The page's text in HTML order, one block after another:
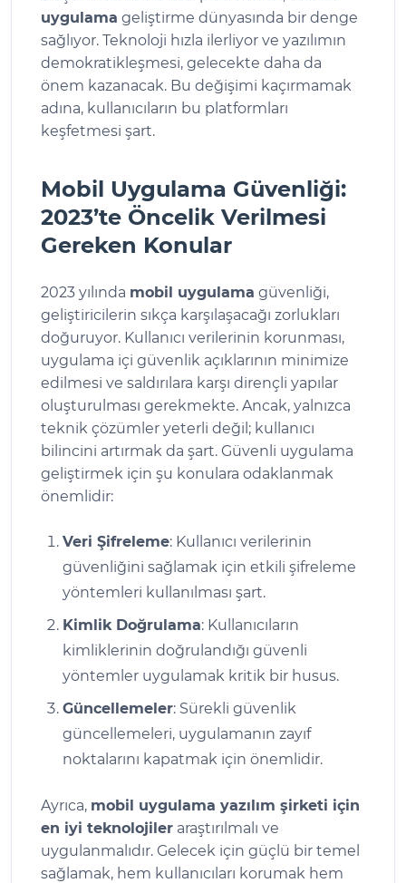
uygulama geliştirme dünyasında bir denge
sağlıyor. Teknoloji hızla ilerliyor ve yazılımın
demokratikleşmesi, gelecekte daha da
önem kazanacak. Bu değişimi kaçırmamak
adına, kullanıcıların bu platformları
keşfetmesi şart.
Mobil Uygulama Güvenliği:
2023’te Öncelik Verilmesi
Gereken Konular
2023 yılında mobil uygulama güvenliği,
geliştiricilerin sıkça karşılaşacağı zorlukları
doğuruyor. Kullanıcı verilerinin korunması,
uygulama içi güvenlik açıklarının minimize
edilmesi ve saldırılara karşı dirençli yapılar
oluşturulması gerekmekte. Ancak, yalnızca
teknik çözümler yeterli değil; kullanıcı
bilincini artırmak da şart. Güvenli uygulama
geliştirmek için şu konulara odaklanmak
önemlidir:
Veri Şifreleme: Kullanıcı verilerinin
güvenliğini sağlamak için etkili şifreleme
yöntemleri kullanılması şart.
Kimlik Doğrulama: Kullanıcıların
kimliklerinin doğrulandığı güvenli
yöntemler uygulamak kritik bir husus.
Güncellemeler: Sürekli güvenlik
güncellemeleri, uygulamanın zayıf
noktalarını kapatmak için önemlidir.
Ayrıca, mobil uygulama yazılım şirketi için
en iyi teknolojiler araştırılmalı ve
uygulanmalıdır. Gelecek için güçlü bir temel
sağlamak, hem kullanıcıları korumak hem